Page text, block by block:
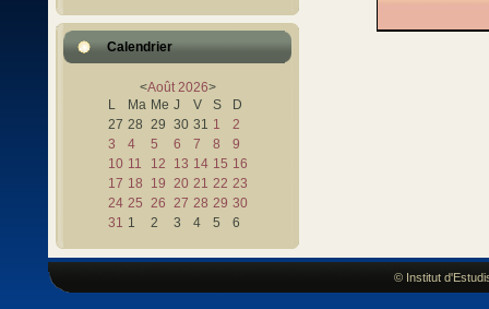
Calendrier
<Août 2026>
L
Ma Me J V S
D
27 28 29 30 31 1
2
3
4 5 6 7 8
9
10 11 12 13 14 15 16
17 18 19 20 21 22 23
24 25 26 27 28 29 30
31 1 2 3 4 5 6
© Institut